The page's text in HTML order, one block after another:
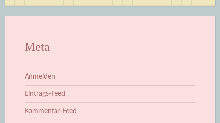
Meta
Anmelden
Eintrags-Feed
Kommentar-Feed